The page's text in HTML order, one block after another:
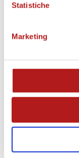
Statistiche
Marketing